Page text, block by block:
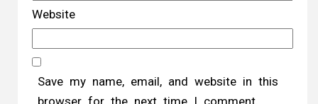
Website
Save my name, email, and website in this